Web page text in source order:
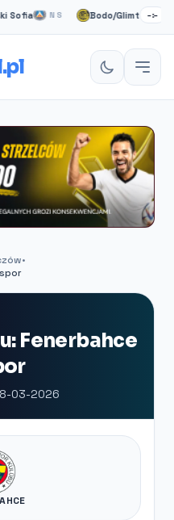
NS Bodo/Glimt –:–
•
Fenerbahce
03-2026